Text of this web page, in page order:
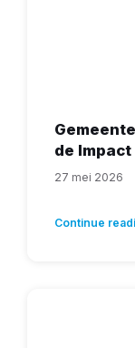
de
27 mei 2026
Continue